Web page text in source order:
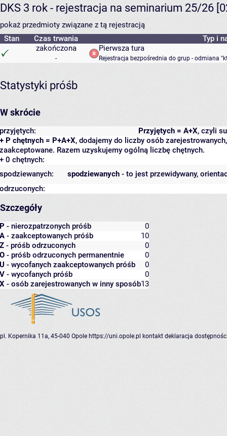
DKS 3 rok - rejestracja na seminarium 25/26
pokaż przedmioty związane z tą rejestracją
Stan
Czas trwania
Typ i
zakończona
-
Pierwsza tura
Rejestracja bezpośrednia do grup - odmiana
Statystyki próśb
W skrócie
Przyjętych = A+X, czyli
przyjętych:
+ P chętnych = P+A+X, dodajemy do liczby osób
zaakceptowane. Razem uzyskujemy ogólną liczbę chętnych.
+ 0 chętnych:
spodziewanych - to jest przewidywany,
spodziewanych:
odrzuconych:
Szczegóły
P - nierozpatrzonych próśb
0
A - zaakceptowanych próśb
10
Z - próśb odrzuconych
0
O - próśb odrzuconych permanentnie
0
U - wycofanych zaakceptowanych próśb
0
V - wycofanych próśb
0
X - osób zarejestrowanych w inny sposób13
pl. Kopernika 11a, 45-040 Opole https://uni.opole.pl kontakt deklaracja